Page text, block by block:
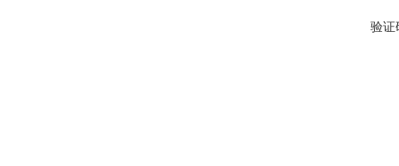
验证